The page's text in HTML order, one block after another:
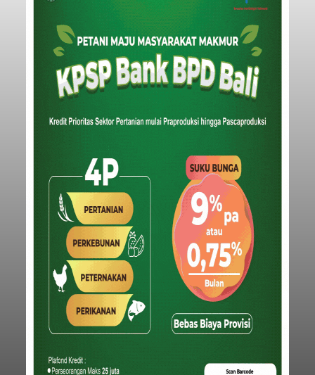
Ketua DPRD Badung Hadiri
Nyekah Massal Desa Adat
Tuban, Tegaskan Komitmen
Lestarikan Adat dan Budaya
balitribune.co.id | Mangupura
Kabupaten Badung I Gusti Anom Gumanti